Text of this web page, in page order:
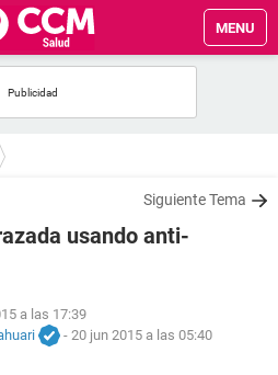
MENU
Siguiente Tema
usando anti-
a las 17:39
- 20 jun 2015 a las 05:40